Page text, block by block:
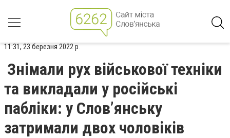
11:31, 23 березня 2022 р.
Знімали рух військової техніки
та викладали у російські
пабліки: у Слов’янську
затримали двох чоловіків